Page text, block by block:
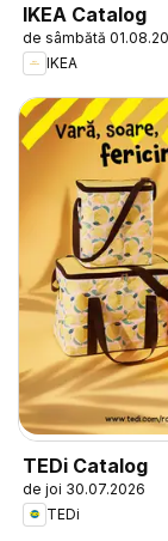
IKEA Catalog
de sâmbătă
IKEA
TEDi Catalog
de joi 30.07.2026
TEDi